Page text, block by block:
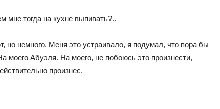
мне тогда на кухне выпивать?..
но немного. Меня это устраивало, я подумал, что пора бы
моего Абуэля. На моего, не побоюсь это произнести,
произнес.